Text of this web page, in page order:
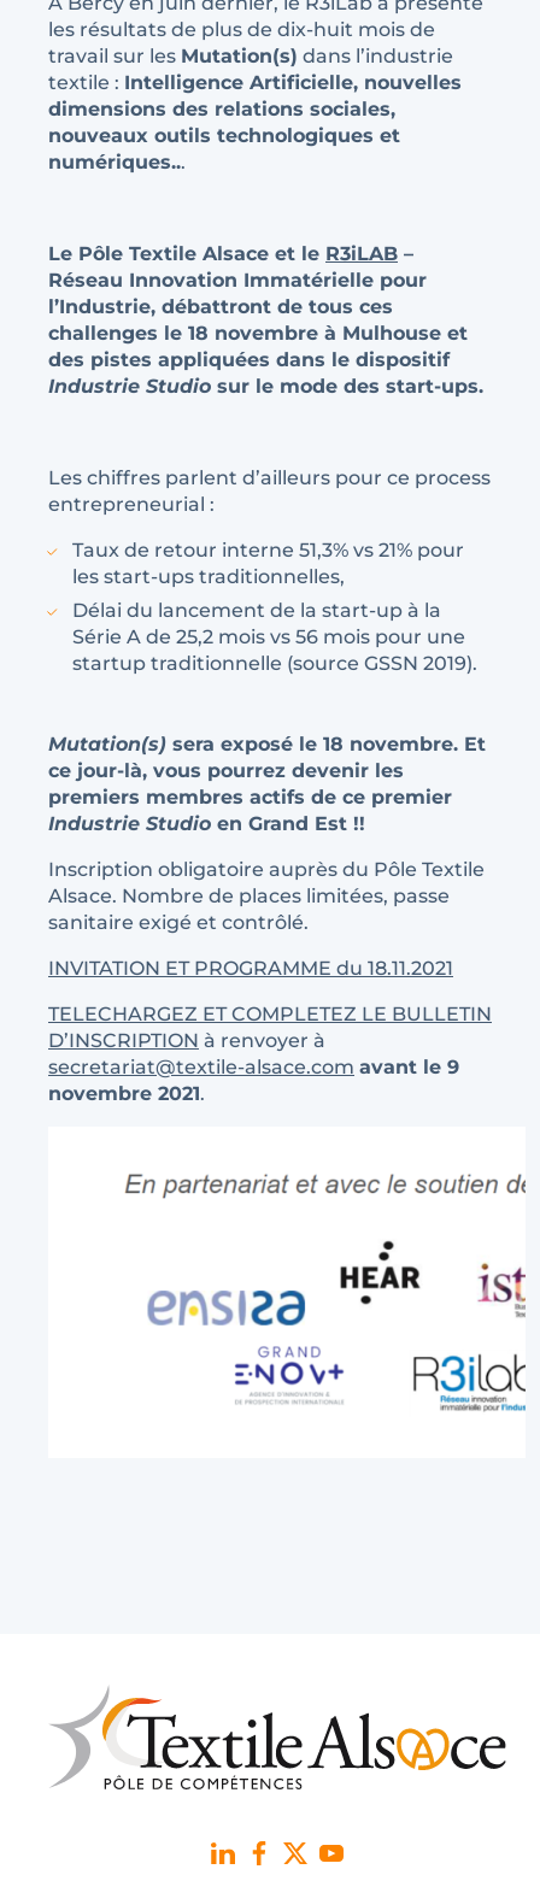
les résultats de plus de dix-huit mois de
travail sur les Mutation(s) dans l’industrie
textile : Intelligence Artificielle, nouvelles
dimensions des relations sociales,
nouveaux outils technologiques et
numériques...
Le Pôle Textile Alsace et le R3iLAB –
Réseau Innovation Immatérielle pour
l’Industrie, débattront de tous ces
challenges le 18 novembre à Mulhouse et
des pistes appliquées dans le dispositif
Industrie Studio sur le mode des start-ups.
Les chiffres parlent d’ailleurs pour ce process
entrepreneurial :
Taux de retour interne 51,3% vs 21% pour
les start-ups traditionnelles,
Délai du lancement de la start-up à la
Série A de 25,2 mois vs 56 mois pour une
startup traditionnelle (source GSSN 2019).
Mutation(s) sera exposé le 18 novembre. Et
ce jour-là, vous pourrez devenir les
premiers membres actifs de ce premier
Industrie Studio en Grand Est !!
Inscription obligatoire auprès du Pôle Textile
Alsace. Nombre de places limitées, passe
sanitaire exigé et contrôlé.
INVITATION ET PROGRAMME du 18.11.2021
TELECHARGEZ ET COMPLETEZ LE BULLETIN
D’INSCRIPTION à renvoyer à
secretariat@textile-alsace.com avant le 9
novembre 2021.